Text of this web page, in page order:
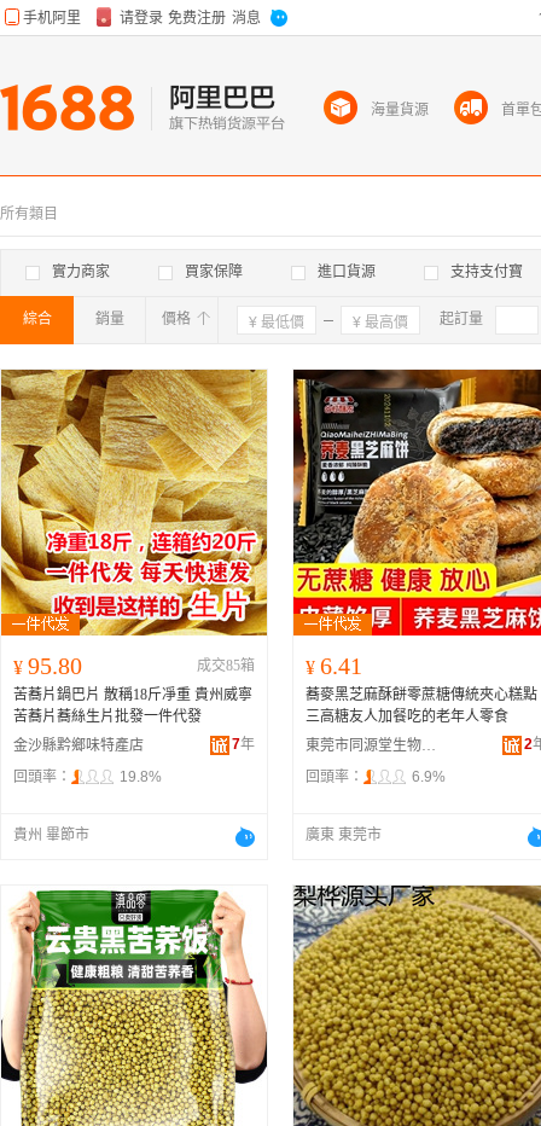
所有類目
實力商家 買家保障 進口貨源 支持支付寶
綜合 銷量 價格 確定 起訂量
¥ 95.80
成交85箱
苦蕎片鍋巴片 散稱18斤凈重 貴州威寧
苦蕎片蕎絲生片批發一件代發
金沙縣黔鄉味特產店
7年
回頭率：
19.8%
貴州 畢節市
¥ 6.41
蕎麥黑芝麻酥餅零蔗糖傳統夾心糕點
三高糖友人加餐吃的老年人零食
東莞市同源堂生物科技有限公司
2
回頭率：
6.9%
廣東 東莞市
海量貨源 首單